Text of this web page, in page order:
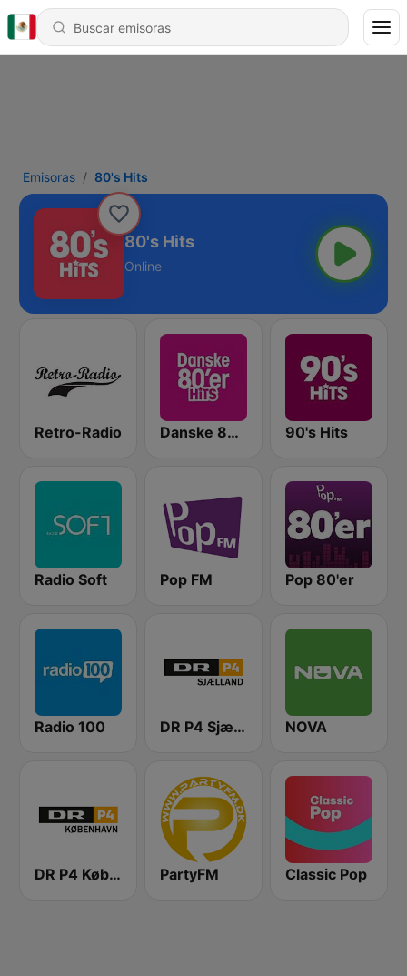
Emisoras 80's Hits
80's Hits
Online
Retro-Radio Danske 80'er Hits 90's Hits
Radio Soft Pop FM Pop 80'er
Radio 100 DR P4 Sjælland NOVA
DR P4 København PartyFM Classic Pop